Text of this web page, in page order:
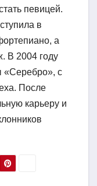
певицей.
в
а
В 2004 году
«Серебро», с
После
карьеру и